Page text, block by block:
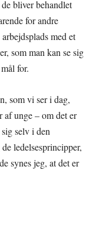
bliver behandlet
for andre
med et
som man kan se sig
for.
som vi ser i dag,
af unge – om det er
selv i den
ledelsesprincipper,
synes jeg, at det er